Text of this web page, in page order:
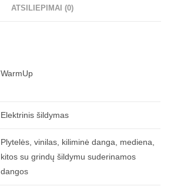
ATSILIEPIMAI (0)
WarmUp
Elektrinis šildymas
Plytelės, vinilas, kiliminė danga, mediena,
kitos su grindų šildymu suderinamos
dangos